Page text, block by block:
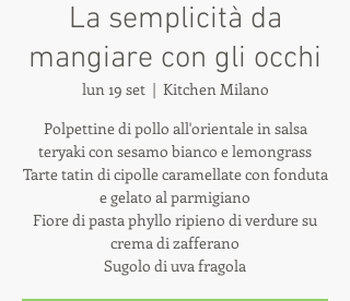
La semplicità da
mangiare con gli occhi
lun 19 set
  |
Kitchen Milano
Polpettine di pollo all'orientale in salsa
teryaki con sesamo bianco e lemongrass
Tarte tatin di cipolle caramellate con fonduta
e gelato al parmigiano
Fiore di pasta phyllo ripieno di verdure su
crema di zafferano
Sugolo di uva fragola